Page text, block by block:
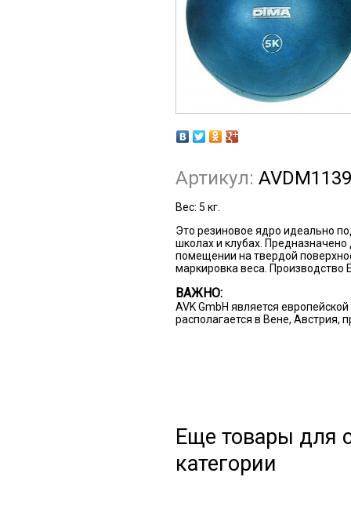
Артикул: AVDM1139
Вес: 5 кг.
Это резиновое ядро идеально
школах и клубах.
помещении на твердой
маркировка веса. Производство
ВАЖНО:
AVK GmbH является
располагается в Вене, Австрия,
Еще товары для
категории